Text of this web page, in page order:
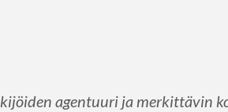
agentuuri ja merkittävin